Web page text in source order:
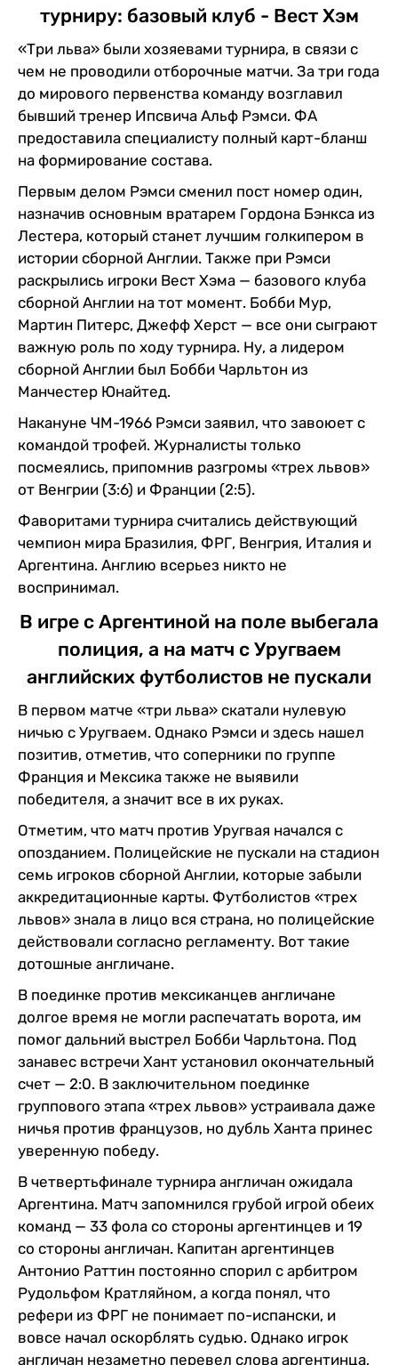
турниру: базовый клуб - Вест Хэм
«Три льва» были хозяевами турнира, в связи с
чем не проводили отборочные матчи. За три года
до мирового первенства команду возглавил
бывший тренер Ипсвича Альф Рэмси. ФА
предоставила специалисту полный карт-бланш
на формирование состава.
Первым делом Рэмси сменил пост номер один,
назначив основным вратарем Гордона Бэнкса из
Лестера, который станет лучшим голкипером в
истории сборной Англии. Также при Рэмси
раскрылись игроки Вест Хэма — базового клуба
сборной Англии на тот момент. Бобби Мур,
Мартин Питерс, Джефф Херст — все они сыграют
важную роль по ходу турнира. Ну, а лидером
сборной Англии был Бобби Чарльтон из
Манчестер Юнайтед.
Накануне ЧМ-1966 Рэмси заявил, что завоюет с
командой трофей. Журналисты только
посмеялись, припомнив разгромы «трех львов»
от Венгрии (3:6) и Франции (2:5).
Фаворитами турнира считались действующий
чемпион мира Бразилия, ФРГ, Венгрия, Италия и
Аргентина. Англию всерьез никто не
воспринимал.
В игре с Аргентиной на поле выбегала
полиция, а на матч с Уругваем
английских футболистов не пускали
В первом матче «три льва» скатали нулевую
ничью с Уругваем. Однако Рэмси и здесь нашел
позитив, отметив, что соперники по группе
Франция и Мексика также не выявили
победителя, а значит все в их руках.
Отметим, что матч против Уругвая начался с
опозданием. Полицейские не пускали на стадион
семь игроков сборной Англии, которые забыли
аккредитационные карты. Футболистов «трех
львов» знала в лицо вся страна, но полицейские
действовали согласно регламенту. Вот такие
дотошные англичане.
В поединке против мексиканцев англичане
долгое время не могли распечатать ворота, им
помог дальний выстрел Бобби Чарльтона. Под
занавес встречи Хант установил окончательный
счет — 2:0. В заключительном поединке
группового этапа «трех львов» устраивала даже
ничья против французов, но дубль Ханта принес
уверенную победу.
В четвертьфинале турнира англичан ожидала
Аргентина. Матч запомнился грубой игрой обеих
команд — 33 фола со стороны аргентинцев и 19
со стороны англичан. Капитан аргентинцев
Антонио Раттин постоянно спорил с арбитром
Рудольфом Кратляйном, а когда понял, что
рефери из ФРГ не понимает по-испански, и
вовсе начал оскорблять судью. Однако игрок
англичан незаметно перевел слова аргентинца,